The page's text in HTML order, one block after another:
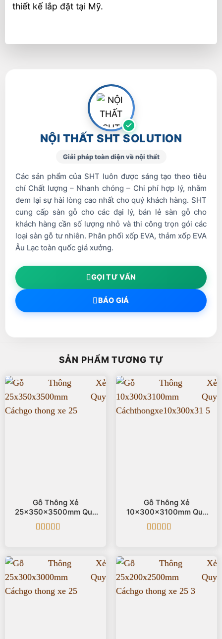
thiết kế lắp đặt tại Mỹ.
NỘI THẤT SHT SOLUTION
Giải pháp toàn diện về nội thất
Các sản phẩm của SHT luôn được sáng tạo theo tiêu
chí Chất lượng – Nhanh chóng – Chi phí hợp lý, nhằm
đem lại sự hài lòng cao nhất cho quý khách hàng. SHT
cung cấp sàn gỗ cho các đại lý, bán lẻ sàn gỗ cho
khách hàng cần số lượng nhỏ và thi công trọn gói các
loại sàn gỗ tư nhiên. Phân phối xốp EVA, thảm xốp EVA
Âu Lạc toàn quốc giá xưởng.
GỌI TƯ VẤN
BÁO GIÁ
SẢN PHẨM TƯƠNG TỰ
Gỗ Thông Xẻ
25x350x3500mm Quy
Cách
Gỗ Thông Xẻ
10x300x3100mm Quy
Cách